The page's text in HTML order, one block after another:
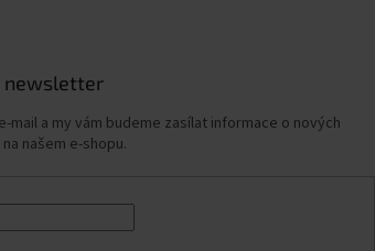
newsletter
mail a my vám budeme zasílat informace o nových
našem e-shopu.